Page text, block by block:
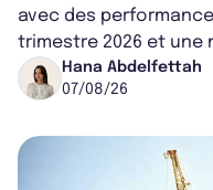
avec des
trimestre 2026 et une
région de Chicago.
Hana Abdelfettah
07/08/26